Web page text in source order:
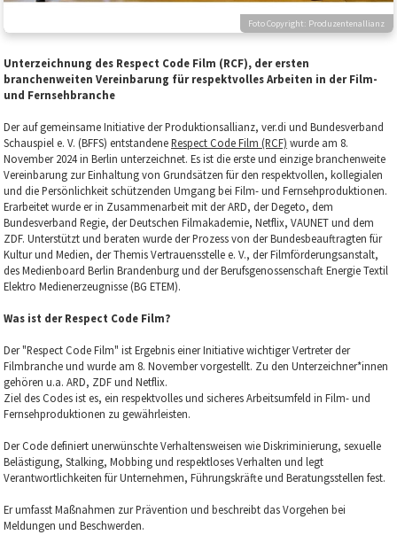
Foto Copyright: Produzentenallianz
Unterzeichnung des Respect Code Film (RCF), der ersten
branchenweiten Vereinbarung für respektvolles Arbeiten in der Film-
und Fernsehbranche
Der auf gemeinsame Initiative der Produktionsallianz, ver.di und Bundesverband
Schauspiel e. V. (BFFS) entstandeneRespect Code Film (RCF) wurde am 8.
November 2024 in Berlin unterzeichnet. Es ist die erste und einzige branchenweite
Vereinbarung zur Einhaltung von Grundsätzen für den respektvollen, kollegialen
und die Persönlichkeit schützenden Umgang bei Film- und Fernsehproduktionen.
Erarbeitet wurde er in Zusammenarbeit mit der ARD, der Degeto, dem
Bundesverband Regie, der Deutschen Filmakademie, Netflix, VAUNET und dem
ZDF. Unterstützt und beraten wurde der Prozess von der Bundesbeauftragten für
Kultur und Medien, der Themis Vertrauensstelle e. V., der Filmförderungsanstalt,
des Medienboard Berlin Brandenburg und der Berufsgenossenschaft Energie Textil
Elektro Medienerzeugnisse (BG ETEM).
Was ist der Respect Code Film?
Der "Respect Code Film" ist Ergebnis einer Initiative wichtiger Vertreter der
Filmbranche und wurde am 8. November vorgestellt. Zu den Unterzeichner*innen
gehören u.a. ARD, ZDF und Netflix.
Ziel des Codes ist es, ein respektvolles und sicheres Arbeitsumfeld in Film- und
Fernsehproduktionen zu gewährleisten.
Der Code definiert unerwünschte Verhaltensweisen wie Diskriminierung, sexuelle
Belästigung, Stalking, Mobbing und respektloses Verhalten und legt
Verantwortlichkeiten für Unternehmen, Führungskräfte und Beratungsstellen fest.
Er umfasst Maßnahmen zur Prävention und beschreibt das Vorgehen bei
Meldungen und Beschwerden.